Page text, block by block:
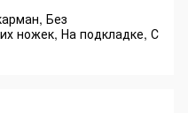
Без
ножек, На подкладке, С